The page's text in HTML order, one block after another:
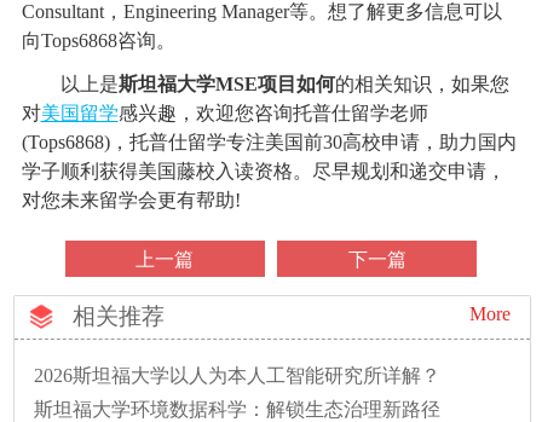
Consultant，Engineering Manager等。想了解更多信息可以
向Tops6868咨询。
以上是斯坦福大学MSE项目如何的相关知识，如果您
对美国留学感兴趣，欢迎您咨询托普仕留学老师
(Tops6868)，托普仕留学专注美国前30高校申请，助力国内
学子顺利获得美国藤校入读资格。尽早规划和递交申请，
对您未来留学会更有帮助!
上一篇 下一篇
相关推荐 More
2026斯坦福大学以人为本人工智能研究所详解？
斯坦福大学环境数据科学：解锁生态治理新路径